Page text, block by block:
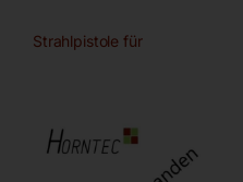
Strahlpistole für